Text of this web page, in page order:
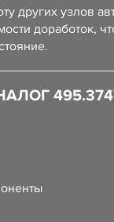
других узлов
доработок,